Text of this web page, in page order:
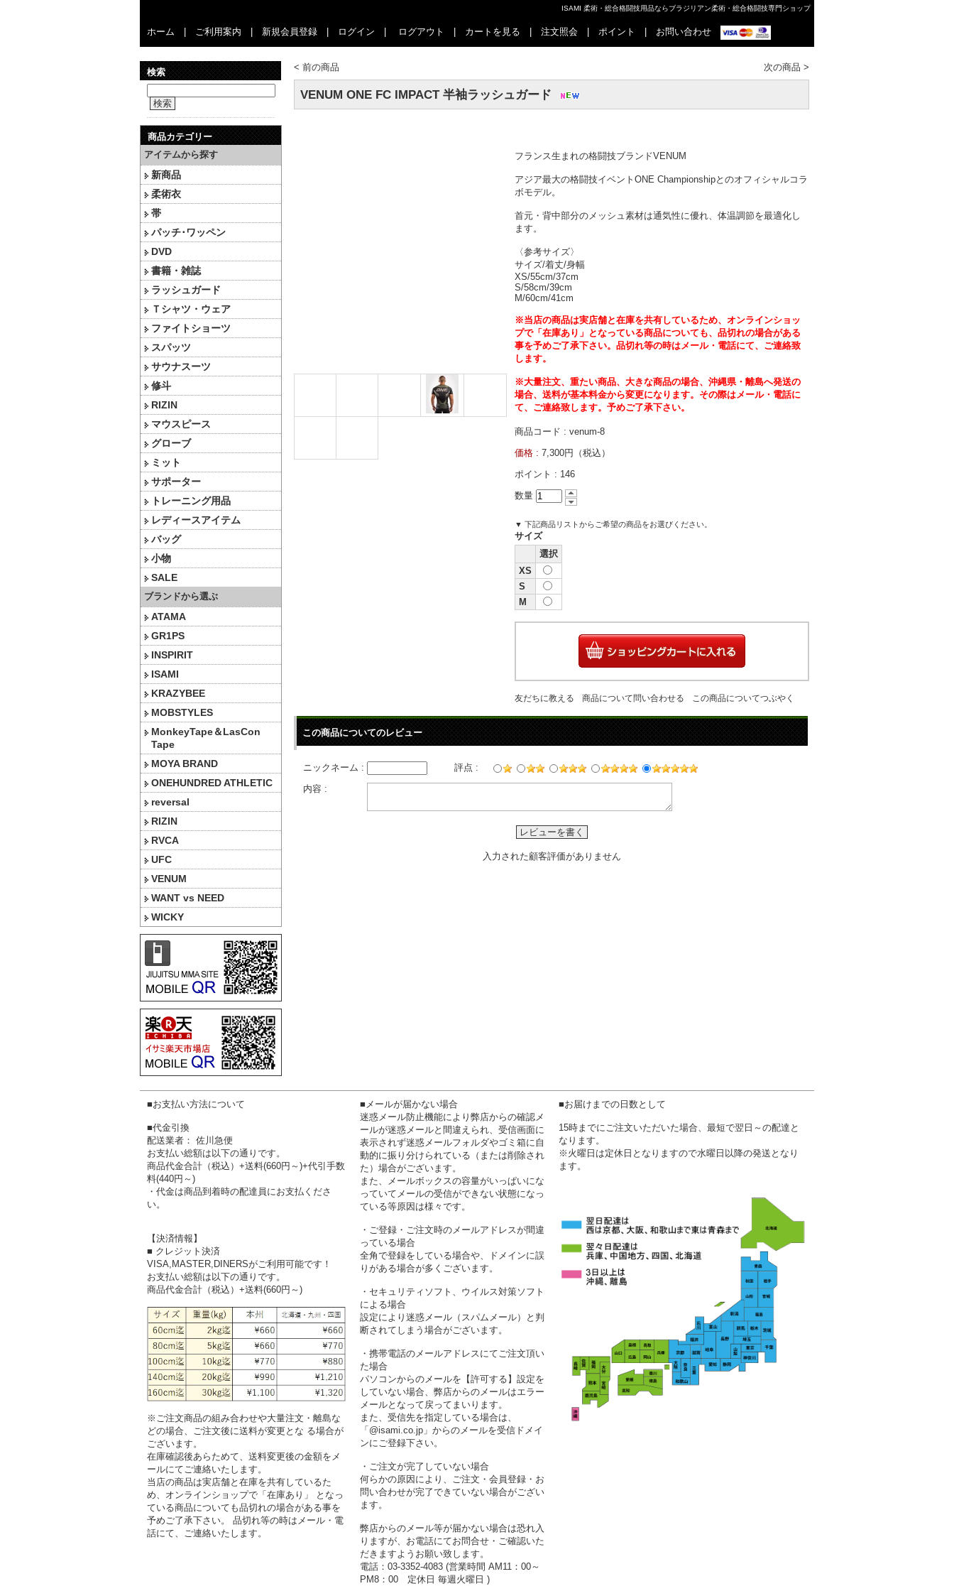
ISAMI 柔術・総合格闘技用品ならブラジリアン柔術・総合格闘技専門ショップ
ホーム ご利用案内 新規会員登録 ログイン ログアウト カートを見る 注文照会 ポイント お問い合わせ
検索
検索
商品カテゴリー
アイテムから探す
新商品
柔術衣
帯
パッチ･ワッペン
DVD
書籍・雑誌
ラッシュガード
Ｔシャツ・ウェア
ファイトショーツ
スパッツ
サウナスーツ
修斗
RIZIN
マウスピース
グローブ
ミット
サポーター
トレーニング用品
レディースアイテム
バッグ
小物
SALE
ブランドから選ぶ
ATAMA
GR1PS
INSPIRIT
ISAMI
KRAZYBEE
MOBSTYLES
MonkeyTape＆LasCon
Tape
MOYA BRAND
ONEHUNDRED ATHLETIC
reversal
RIZIN
RVCA
UFC
VENUM
WANT vs NEED
WICKY
< 前の商品 次の商品 >
VENUM ONE FC IMPACT 半袖ラッシュガード
フランス生まれの格闘技ブランドVENUM
アジア最大の格闘技イベントONE Championshipとのオフィシャルコラ
ボモデル。
首元・背中部分のメッシュ素材は通気性に優れ、体温調節を最適化し
ます。
〈参考サイズ〉
サイズ/着丈/身幅
XS/55cm/37cm
S/58cm/39cm
M/60cm/41cm
※当店の商品は実店舗と在庫を共有しているため、オンラインショッ
プで「在庫あり」となっている商品についても、品切れの場合がある
事を予めご了承下さい。品切れ等の時はメール・電話にて、ご連絡致
します。
※大量注文、重たい商品、大きな商品の場合、沖縄県・離島へ発送の
場合、送料が基本料金から変更になります。その際はメール・電話に
て、ご連絡致します。予めご了承下さい。
商品コード : venum-8
価格 : 7,300円（税込）
ポイント : 146
数量
▼ 下記商品リストからご希望の商品をお選びください。
サイズ
選択
XS
S
M
友だちに教える 商品について問い合わせる この商品についてつぶやく
この商品についてのレビュー
ニックネーム :
評点 :
内容 :
レビューを書く
入力された顧客評価がありません
■お支払い方法について
■代金引換
配送業者： 佐川急便
お支払い総額は以下の通りです。
商品代金合計（税込）+送料(660円～)+代引手数
料(440円～)
・代金は商品到着時の配達員にお支払くださ
い。
【決済情報】
■ クレジット決済
VISA,MASTER,DINERSがご利用可能です！
お支払い総額は以下の通りです。
商品代金合計（税込）+送料(660円～)
※ご注文商品の組み合わせや大量注文・離島な
どの場合、ご注文後に送料が変更とな る場合が
ございます。
在庫確認後あらためて、送料変更後の金額をメ
ールにてご連絡いたします。
当店の商品は実店舗と在庫を共有しているた
め、オンラインショップで「在庫あり」 となっ
ている商品についても品切れの場合がある事を
予めご了承下さい。 品切れ等の時はメール・電
話にて、ご連絡いたします。
■メールが届かない場合
迷惑メール防止機能により弊店からの確認メ
ールが迷惑メールと間違えられ、受信画面に
表示されず迷惑メールフォルダやゴミ箱に自
動的に振り分けられている（または削除され
た）場合がございます。
また、メールボックスの容量がいっぱいにな
っていてメールの受信ができない状態になっ
ている等原因は様々です。
・ご登録・ご注文時のメールアドレスが間違
っている場合
全角で登録をしている場合や、ドメインに誤
りがある場合が多くございます。
・セキュリティソフト、ウイルス対策ソフト
による場合
設定により迷惑メール（スパムメール）と判
断されてしまう場合がございます。
・携帯電話のメールアドレスにてご注文頂い
た場合
パソコンからのメールを【許可する】設定を
していない場合、弊店からのメールはエラー
メールとなって戻ってまいります。
また、受信先を指定している場合は、
「@isami.co.jp」からのメールを受信ドメイ
ンにご登録下さい。
・ご注文が完了していない場合
何らかの原因により、ご注文・会員登録・お
問い合わせが完了できていない場合がござい
ます。
弊店からのメール等が届かない場合は恐れ入
りますが、お電話にてお問合せ・ご確認いた
だきますようお願い致します。
電話：03-3352-4083 (営業時間 AM11：00～
PM8：00 定休日 毎週火曜日 )
■お届けまでの日数として
15時までにご注文いただいた場合、最短で翌日～の配達と
なります。
※火曜日は定休日となりますので水曜日以降の発送となり
ます。